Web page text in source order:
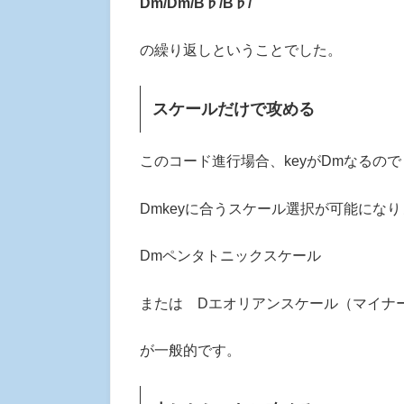
の繰り返しということでした。
スケールだけで攻める
このコード進行場合、keyがDmなるので
Dmkeyに合うスケール選択が可能になり
Dmペンタトニックスケール
または Dエオリアンスケール（マイナ
が一般的です。